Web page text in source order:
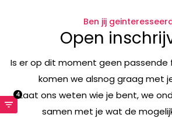
4
Ben jij
Open
Is er op dit moment geen passende
komen we alsnog graag met
Laat ons weten wie je bent, we
samen met je wat de